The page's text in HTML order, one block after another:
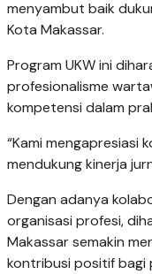
menyambut baik
Kota Makassar.
Program UKW ini
profesionalisme
kompetensi dalam
“Kami mengapresiasi
mendukung kinerja
Dengan adanya
organisasi profesi,
Makassar semakin
kontribusi positif bagi